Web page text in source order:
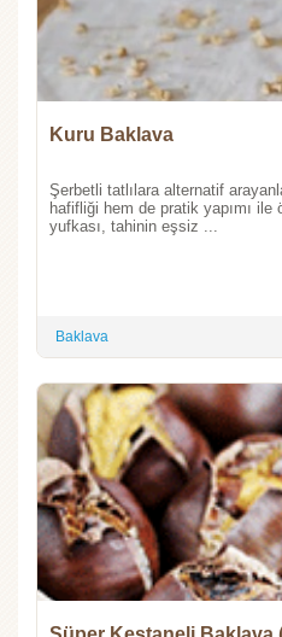
Kuru Baklava
Şerbetli tatlılara alternatif
hafifliği hem de pratik yapımı ile
yufkası, tahinin eşsiz ...
Baklava